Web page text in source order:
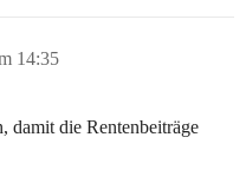
14:35
damit die Rentenbeiträge